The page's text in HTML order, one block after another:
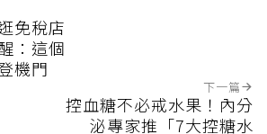
免稅店
：這個
機門
下一篇
控血糖不必戒水果！內分
泌專家推「7大控糖水